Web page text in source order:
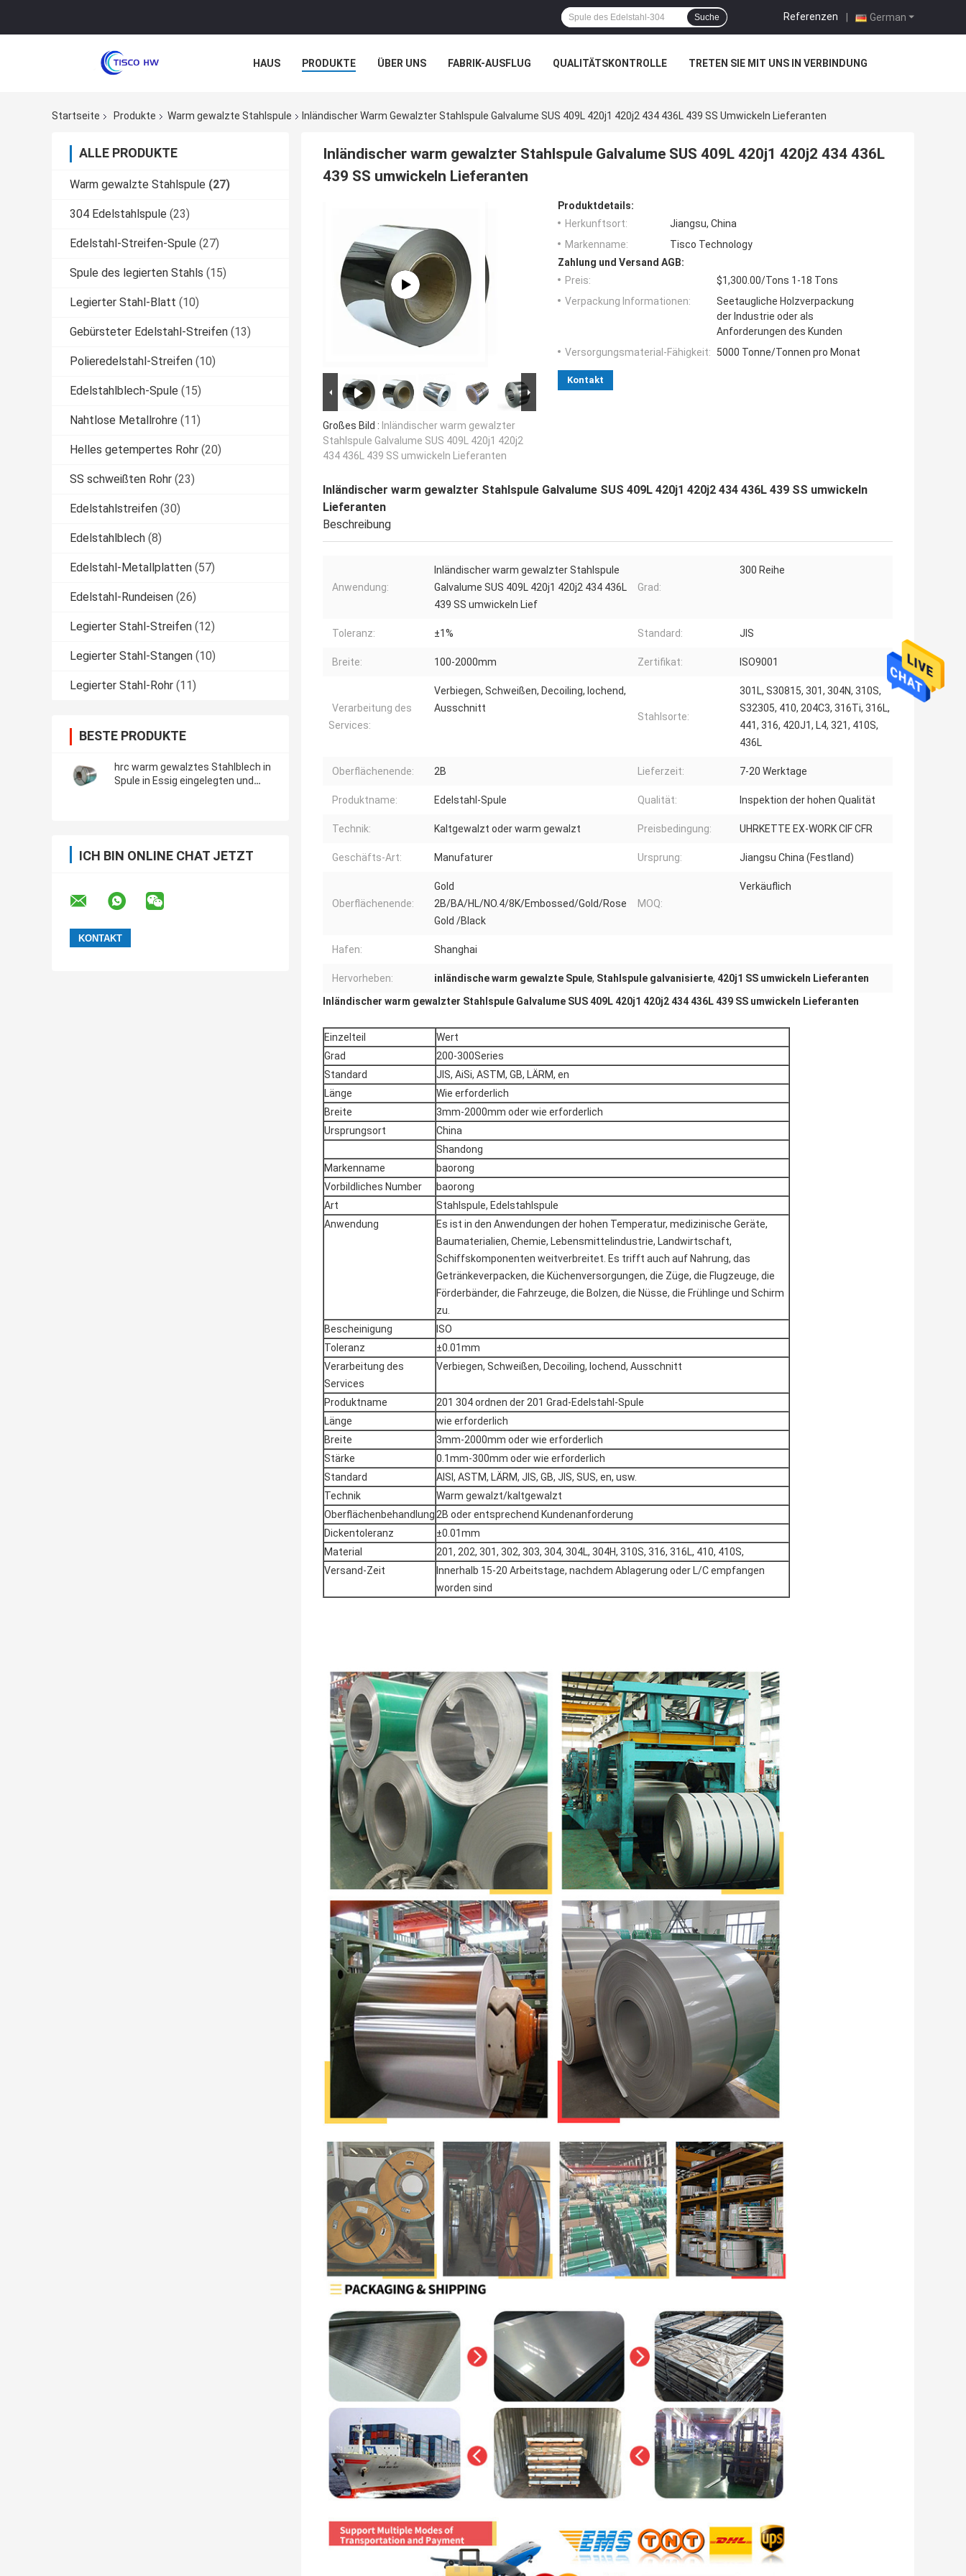
German
Referenzen |
Suche
HAUS PRODUKTE ÜBER UNS FABRIK-AUSFLUG QUALITÄTSKONTROLLE TRETEN SIE MIT UNS IN VERBINDUNG
Startseite
Produkte Warm gewalzte Stahlspule Inländischer Warm Gewalzter Stahlspule Galvalume SUS 409L 420j1 420j2 434 436L 439 SS Umwickeln Lieferanten
ALLE PRODUKTE
Warm gewalzte Stahlspule (27)
304 Edelstahlspule (23)
Edelstahl-Streifen-Spule (27)
Spule des legierten Stahls (15)
Legierter Stahl-Blatt (10)
Gebürsteter Edelstahl-Streifen (13)
Polieredelstahl-Streifen (10)
Edelstahlblech-Spule (15)
Nahtlose Metallrohre (11)
Helles getempertes Rohr (20)
SS schweißten Rohr (23)
Edelstahlstreifen (30)
Edelstahlblech (8)
Edelstahl-Metallplatten (57)
Edelstahl-Rundeisen (26)
Legierter Stahl-Streifen (12)
Legierter Stahl-Stangen (10)
Legierter Stahl-Rohr (11)
BESTE PRODUKTE
hrc warm gewalztes Stahlblech in
Spule in Essig eingelegten und
ICH BIN ONLINE CHAT JETZT
Inländischer warm gewalzter Stahlspule Galvalume SUS 409L 420j1 420j2 434 436L
439 SS umwickeln Lieferanten
Großes Bild : Inländischer warm gewalzter
Stahlspule Galvalume SUS 409L 420j1 420j2
434 436L 439 SS umwickeln Lieferanten
Produktdetails:
Herkunftsort:
Jiangsu, China
Markenname:
Tisco Technology
Zahlung und Versand AGB:
Preis:
$1,300.00/Tons 1-18 Tons
Verpackung Informationen:
Seetaugliche Holzverpackung
der Industrie oder als
Anforderungen des Kunden
Versorgungsmaterial-Fähigkeit:
5000 Tonne/Tonnen pro Monat
Kontakt
Inländischer warm gewalzter Stahlspule Galvalume SUS 409L 420j1 420j2 434 436L 439 SS umwickeln
Lieferanten
Beschreibung
Anwendung:
Inländischer warm gewalzter Stahlspule
Galvalume SUS 409L 420j1 420j2 434 436L
439 SS umwickeln Lief
Grad:
300 Reihe
Toleranz: ±1% Standard: JIS
Breite: 100-2000mm Zertifikat: ISO9001
Verarbeitung des
Services:
Verbiegen, Schweißen, Decoiling, lochend,
Ausschnitt
Stahlsorte:
301L, S30815, 301, 304N, 310S,
S32305, 410, 204C3, 316Ti, 316L,
441, 316, 420J1, L4, 321, 410S,
436L
Oberflächenende: 2B Lieferzeit: 7-20 Werktage
Produktname: Edelstahl-Spule Qualität: Inspektion der hohen Qualität
Technik: Kaltgewalzt oder warm gewalzt Preisbedingung: UHRKETTE EX-WORK CIF CFR
Geschäfts-Art: Manufaturer Ursprung: Jiangsu China (Festland)
Oberflächenende:
Gold
2B/BA/HL/NO.4/8K/Embossed/Gold/Rose
Gold /Black
MOQ:
Verkäuflich
Hafen: Shanghai
Hervorheben: inländische warm gewalzte Spule, Stahlspule galvanisierte, 420j1 SS umwickeln Lieferanten
Inländischer warm gewalzter Stahlspule Galvalume SUS 409L 420j1 420j2 434 436L 439 SS umwickeln Lieferanten
Einzelteil
Wert
Grad
200-300Series
Standard
JIS, AiSi, ASTM, GB, LÄRM, en
Länge
Wie erforderlich
Breite
3mm-2000mm oder wie erforderlich
Ursprungsort
China
Shandong
Markenname
baorong
Vorbildliches Number
baorong
Art
Stahlspule, Edelstahlspule
Anwendung
Es ist in den Anwendungen der hohen Temperatur, medizinische Geräte,
Baumaterialien, Chemie, Lebensmittelindustrie, Landwirtschaft,
Schiffskomponenten weitverbreitet. Es trifft auch auf Nahrung, das
Getränkeverpacken, die Küchenversorgungen, die Züge, die Flugzeuge, die
Förderbänder, die Fahrzeuge, die Bolzen, die Nüsse, die Frühlinge und Schirm
zu.
Bescheinigung
ISO
Toleranz
±0.01mm
Verarbeitung des
Services
Verbiegen, Schweißen, Decoiling, lochend, Ausschnitt
Produktname
201 304 ordnen der 201 Grad-Edelstahl-Spule
Länge
wie erforderlich
Breite
3mm-2000mm oder wie erforderlich
Stärke
0.1mm-300mm oder wie erforderlich
Standard
AISI, ASTM, LÄRM, JIS, GB, JIS, SUS, en, usw.
Technik
Warm gewalzt/kaltgewalzt
Oberflächenbehandlung2B oder entsprechend Kundenanforderung
Dickentoleranz
±0.01mm
Material
201, 202, 301, 302, 303, 304, 304L, 304H, 310S, 316, 316L, 410, 410S,
Versand-Zeit
Innerhalb 15-20 Arbeitstage, nachdem Ablagerung oder L/C empfangen
worden sind